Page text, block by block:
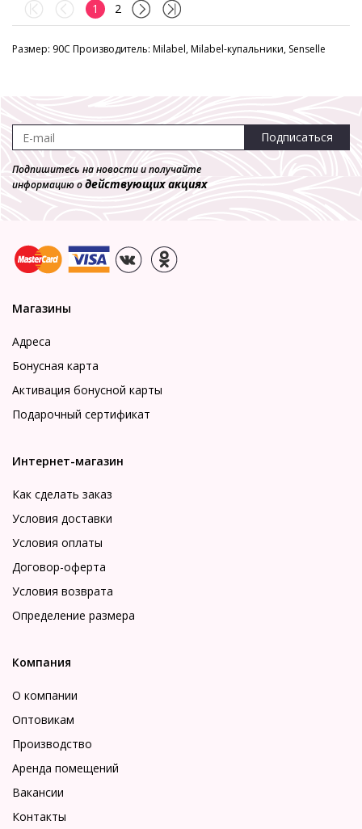
1 2
Размер: 90C Производитель: Milabel, Milabel-купальники, Senselle
Подписаться
Подпишитесь на новости и получайте
информацию одействующих акциях
Магазины
Адреса
Бонусная карта
Активация бонусной карты
Подарочный сертификат
Интернет-магазин
Как сделать заказ
Условия доставки
Условия оплаты
Договор-оферта
Условия возврата
Определение размера
Компания
О компании
Оптовикам
Производство
Аренда помещений
Вакансии
Контакты